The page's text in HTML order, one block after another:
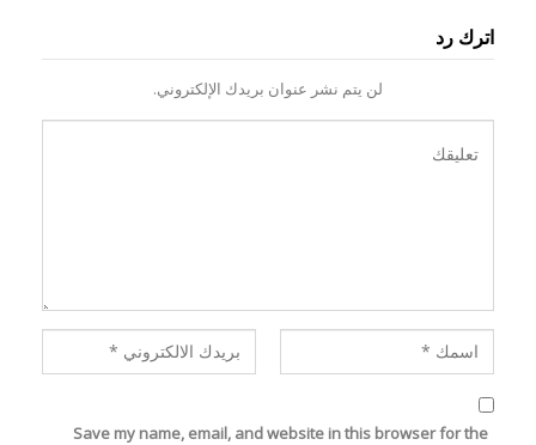
اترك رد
لن يتم نشر عنوان بريدك الإلكتروني.
Save my name, email, and website in this browser for the